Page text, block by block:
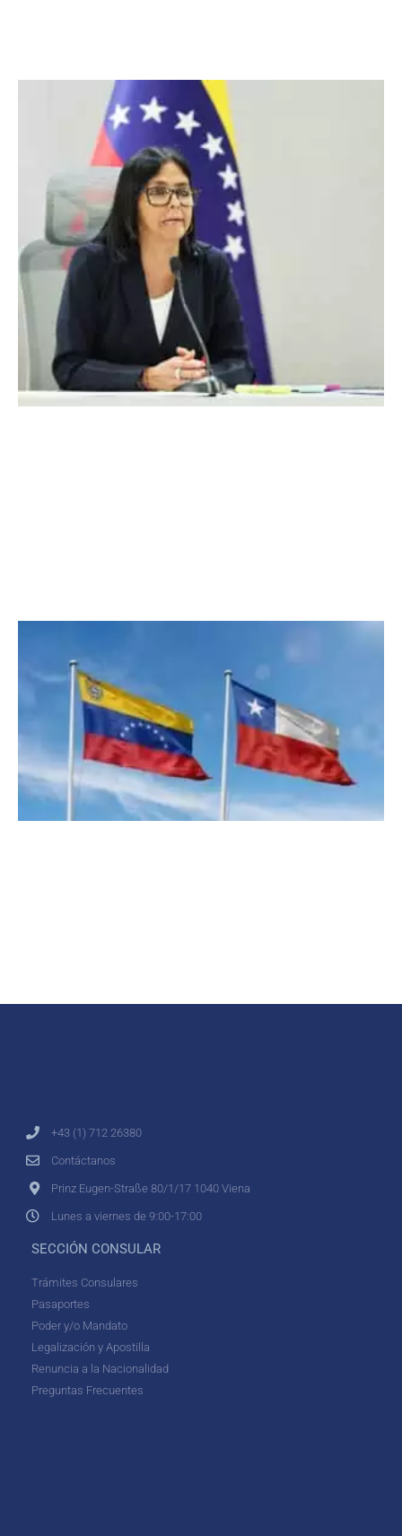
+43 (1) 712 26380
Contáctanos
Prinz Eugen-Straße 80/1/17 1040 Viena
Lunes a viernes de 9:00-17:00
SECCIÓN CONSULAR
Trámites Consulares
Pasaportes
Poder y/o Mandato
Legalización y Apostilla
Renuncia a la Nacionalidad
Preguntas Frecuentes